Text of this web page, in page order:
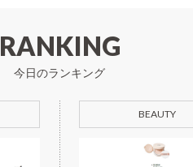
RANKING
今日のランキング
BEAUTY